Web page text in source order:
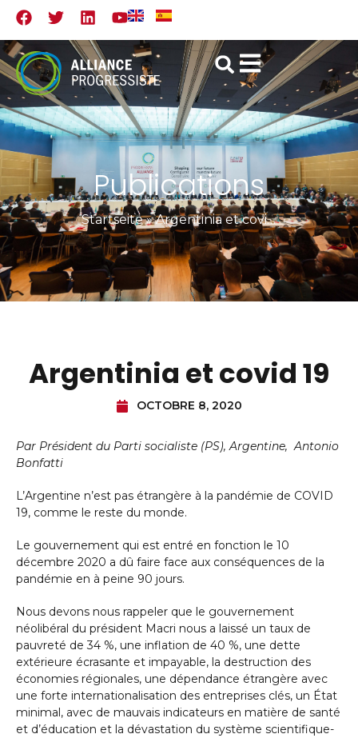
Publications
Startseite»Argentinia et covid 19
Argentinia et covid 19
OCTOBRE 8, 2020
Par Président du Parti socialiste (PS), Argentine, Antonio
Bonfatti
L’Argentine n’est pas étrangère à la pandémie de COVID
19, comme le reste du monde.
Le gouvernement qui est entré en fonction le 10
décembre 2020 a dû faire face aux conséquences de la
pandémie en à peine 90 jours.
Nous devons nous rappeler que le gouvernement
néolibéral du président Macri nous a laissé un taux de
pauvreté de 34 %, une inflation de 40 %, une dette
extérieure écrasante et impayable, la destruction des
économies régionales, une dépendance étrangère avec
une forte internationalisation des entreprises clés, un État
minimal, avec de mauvais indicateurs en matière de santé
et d’éducation et la dévastation du système scientifique-